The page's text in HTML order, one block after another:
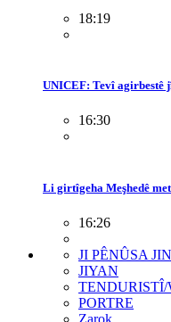
18:19
UNICEF: Tevî agirbestê
16:30
Li girtîgeha Meşhedê
16:26
JI PÊNÛSA
JIYAN
TENDURISTÎ/
PORTRE
Zarok